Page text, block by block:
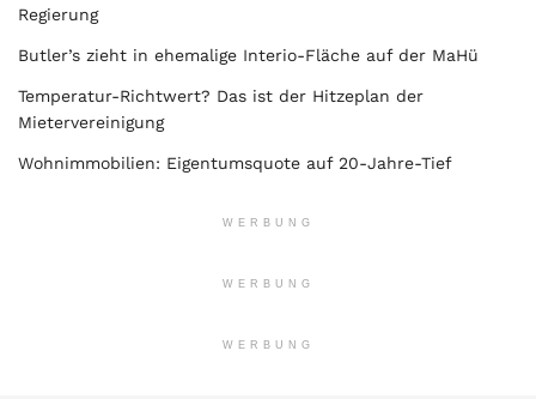
Regierung
Butler’s zieht in ehemalige Interio-Fläche auf der MaHü
Temperatur-Richtwert? Das ist der Hitzeplan der
Mietervereinigung
Wohnimmobilien: Eigentumsquote auf 20-Jahre-Tief
WERBUNG
WERBUNG
WERBUNG